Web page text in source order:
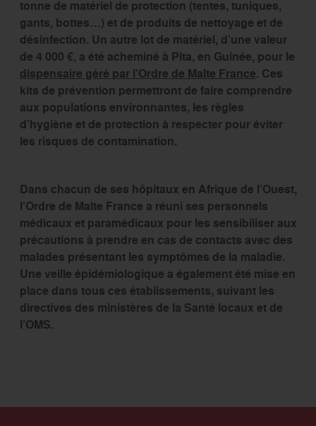
tonne de matériel de protection (tentes, tuniques,
gants, bottes…) et de produits de nettoyage et de
désinfection. Un autre lot de matériel, d’une valeur
de 4 000 €, a été acheminé à Pita, en Guinée, pour le
dispensaire géré par l’Ordre de Malte France. Ces
kits de prévention permettront de faire comprendre
aux populations environnantes, les règles
d’hygiène et de protection à respecter pour éviter
les risques de contamination.
Dans chacun de ses hôpitaux en Afrique de l’Ouest,
l’Ordre de Malte France a réuni ses personnels
médicaux et paramédicaux pour les sensibiliser aux
précautions à prendre en cas de contacts avec des
malades présentant les symptômes de la maladie.
Une veille épidémiologique a également été mise en
place dans tous ces établissements, suivant les
directives des ministères de la Santé locaux et de
l’OMS.